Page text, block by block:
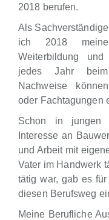
2018 berufen.
Als
ich 2018
Weiterbildung
jedes Jahr
Nachweise
oder Fachtagungen
Schon in jungen
Interesse an
und Arbeit mit
Vater im Handwerk
tätig war, gab es
diesen Berufsweg
Meine Berufliche